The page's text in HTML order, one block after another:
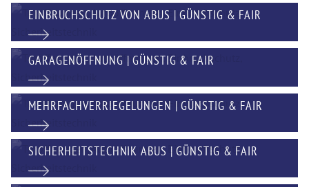
EINBRUCHSCHUTZ VON ABUS | GÜNSTIG & FAIR
GARAGENÖFFNUNG | GÜNSTIG & FAIR
MEHRFACHVERRIEGELUNGEN | GÜNSTIG & FAIR
SICHERHEITSTECHNIK ABUS | GÜNSTIG & FAIR